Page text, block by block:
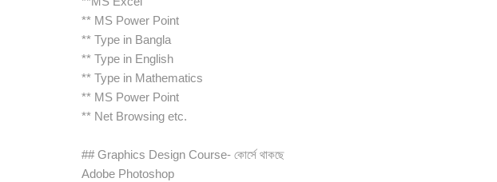
** MS Power Point
** Type in Bangla
** Type in English
** Type in Mathematics
** MS Power Point
** Net Browsing etc.
## Graphics Design Course- কোর্সে থাকছে
Adobe Photoshop